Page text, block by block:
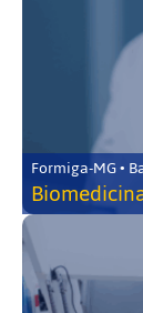
Formiga-MG •